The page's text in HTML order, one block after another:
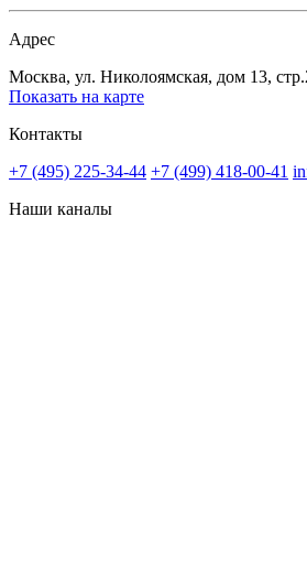
Адрес
Москва, ул. Николоямская, дом 13,
Показать на карте
Контакты
+7 (495) 225-34-44 +7 (499) 418-00-41
Наши каналы